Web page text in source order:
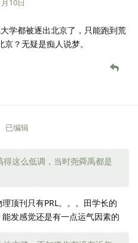
学都被逐出北京了，只能跑到荒
？无疑是痴人说梦。
已编辑
得这么低调，当时尧舜禹都是
顶刊只有PRL。。。田学长的
发感觉还是有一点运气因素的